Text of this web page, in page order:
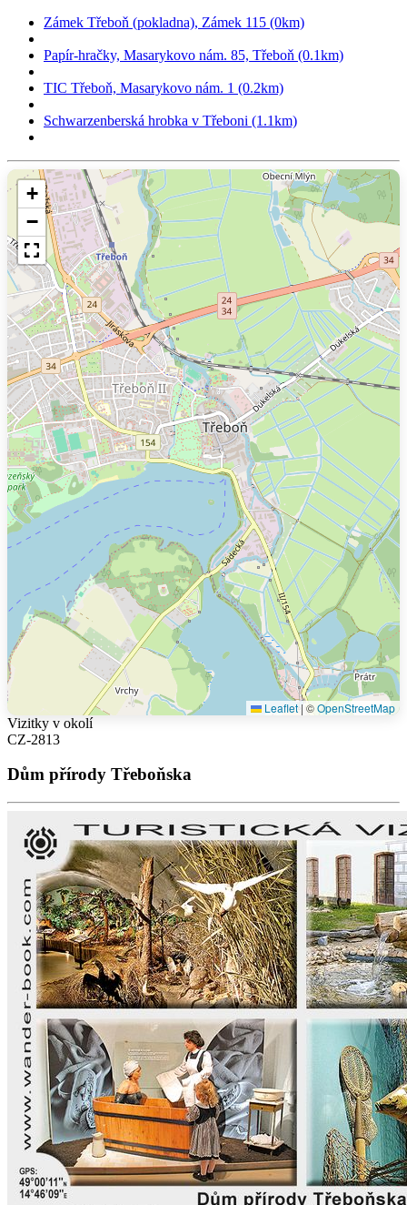
Zámek Třeboň (pokladna), Zámek 115 (0km)
Papír-hračky, Masarykovo nám. 85, Třeboň (0.1km)
TIC Třeboň, Masarykovo nám. 1 (0.2km)
Schwarzenberská hrobka v Třeboni (1.1km)
+
−
Leaflet |©OpenStreetMap
Vizitky v okolí
CZ-2813
Dům přírody Třeboňska